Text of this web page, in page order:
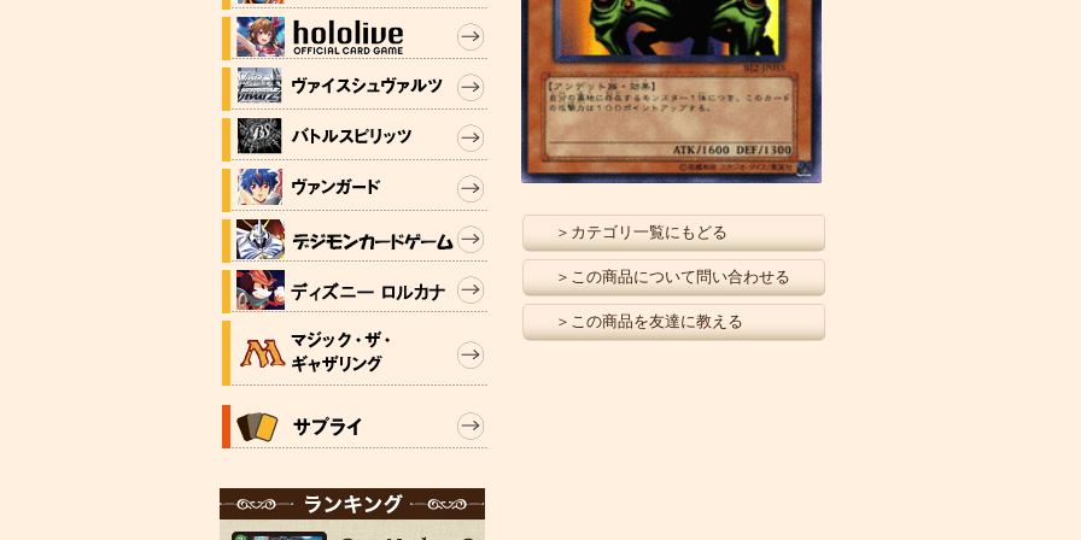
＞カテゴリ一覧にもどる
＞この商品について問い合わせる
＞この商品を友達に教える